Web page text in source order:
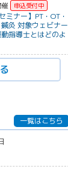
ミナー】PT・OT・
灸 対象ウェビナー
動指導士とはどのよ
一覧はこちら